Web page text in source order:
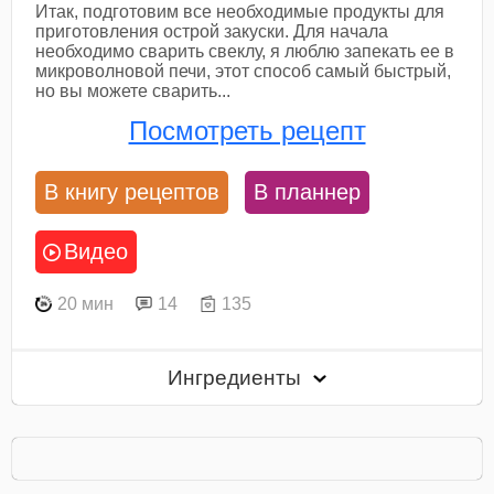
Итак, подготовим все необходимые продукты для
приготовления острой закуски. Для начала
необходимо сварить свеклу, я люблю запекать ее в
микроволновой печи, этот способ самый быстрый,
но вы можете сварить...
Посмотреть рецепт
В книгу рецептов В планнер
Видео
20 мин 14 135
Ингредиенты